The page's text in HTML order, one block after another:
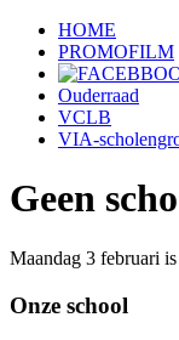
HOME
PROMOFILM
Ouderraad
VCLB
VIA-
Geen
Maandag 3 februari
Onze school